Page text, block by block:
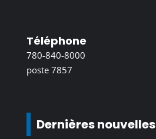
Téléphone
780-840-8000
poste 7857
Dernières nouvelles